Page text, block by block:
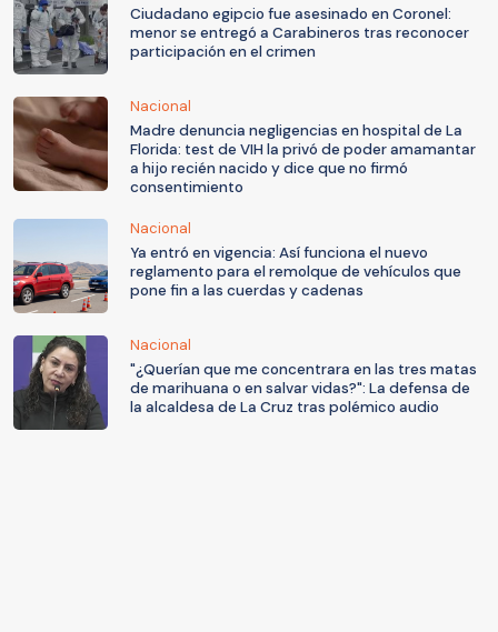
Ciudadano egipcio fue asesinado en Coronel:
menor se entregó a Carabineros tras reconocer
participación en el crimen
Nacional
Madre denuncia negligencias en hospital de La
Florida: test de VIH la privó de poder amamantar
a hijo recién nacido y dice que no firmó
consentimiento
Nacional
Ya entró en vigencia: Así funciona el nuevo
reglamento para el remolque de vehículos que
pone fin a las cuerdas y cadenas
Nacional
"¿Querían que me concentrara en las tres matas
de marihuana o en salvar vidas?": La defensa de
la alcaldesa de La Cruz tras polémico audio